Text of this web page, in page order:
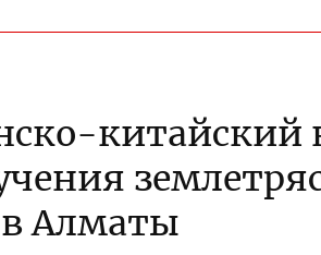
Алматы